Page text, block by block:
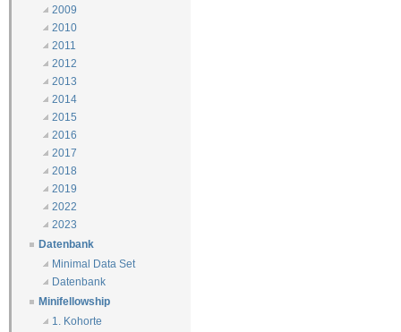
2009
2010
2011
2012
2013
2014
2015
2016
2017
2018
2019
2022
2023
Datenbank
Minimal Data Set
Datenbank
Minifellowship
1. Kohorte